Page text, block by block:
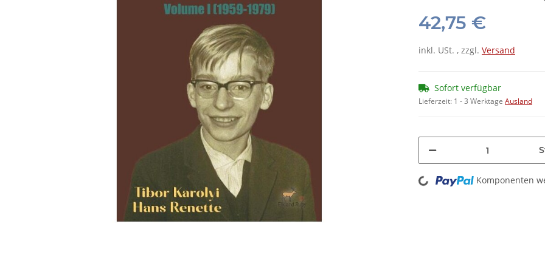
42,75 €
inkl. USt. , zzgl. Versand
Sofort verfügbar
Lieferzeit: 1 - 3 Werktage Ausland
Loading... Komponenten